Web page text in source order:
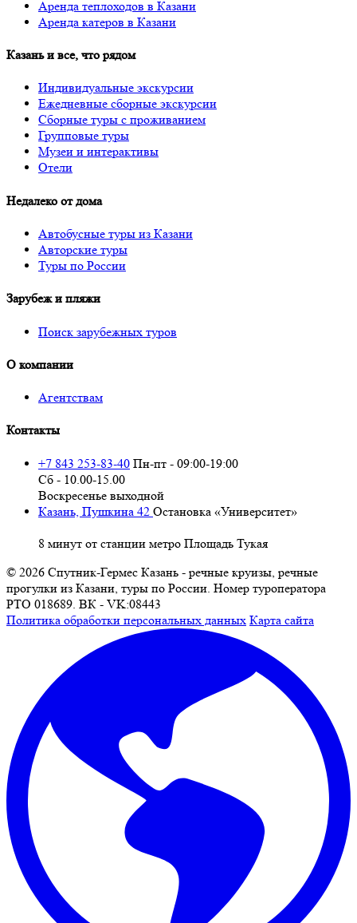
Аренда теплоходов в Казани
Аренда катеров в Казани
Казань и все, что рядом
Индивидуальные экскурсии
Ежедневные сборные экскурсии
Сборные туры с проживанием
Групповые туры
Музеи и интерактивы
Отели
Недалеко от дома
Автобусные туры из Казани
Авторские туры
Туры по России
Зарубеж и пляжи
Поиск зарубежных туров
О компании
Агентствам
Контакты
+7 843 253-83-40 Пн-пт - 09:00-19:00
Сб - 10.00-15.00
Воскресенье выходной
Казань, Пушкина 42 Остановка «Университет»
8 минут от станции метро Площадь Тукая
© 2026 Спутник-Гермес Казань - речные круизы, речные
прогулки из Казани, туры по России. Номер туроператора
РТО 018689. ВК - VK:08443
Политика обработки персональных данных Карта сайта